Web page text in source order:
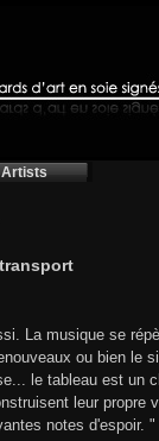
Artists
La musique se
ou bien le
le tableau est un
leur propre
notes d'espoir. "